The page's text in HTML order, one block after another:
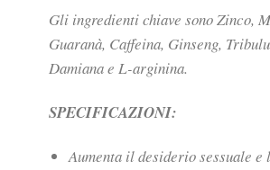
Gli ingredienti chiave sono Zinco,
Guaranà, Caffeina, Ginseng,
Damiana e L-arginina.
SPECIFICAZIONI:
Aumenta il desiderio sessuale